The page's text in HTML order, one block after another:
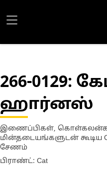
266-0129:
ஹார்னஸ்
இணைப்பிகள்,
மின்தடையங்களுடன் கூடிய
சேணம்
பிராண்ட்: Cat